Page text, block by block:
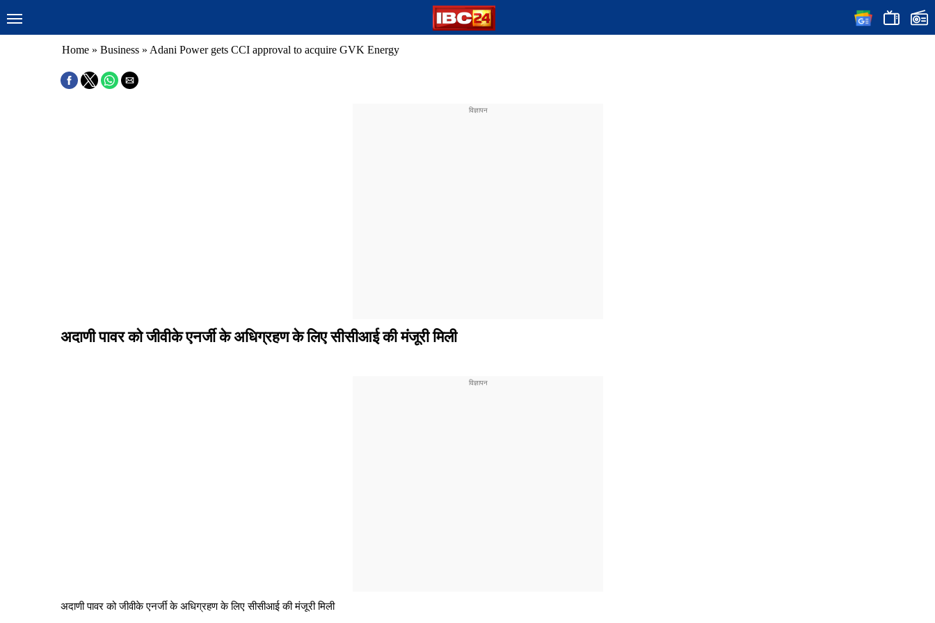
Home » Business » Adani Power gets CCI approval to acquire GVK Energy
अदाणी पावर को जीवीके एनर्जी के अधिग्रहण के लिए सीसीआई की मंजूरी मिली
अदाणी पावर को जीवीके एनर्जी के अधिग्रहण के लिए सीसीआई की मंजूरी मिली